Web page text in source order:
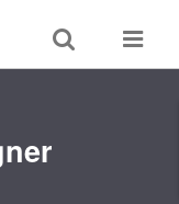
Toggle
search
Toggle